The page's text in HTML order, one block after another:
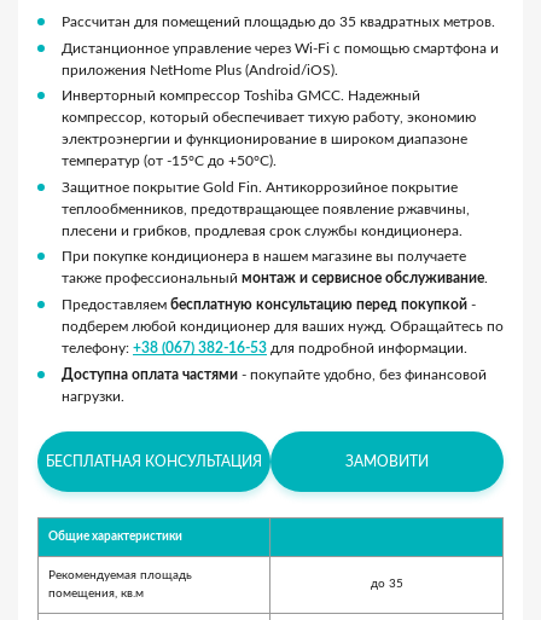
Рассчитан для помещений площадью до 35 квадратных метров.
Дистанционное управление через Wi-Fi с помощью смартфона и
приложения NetHome Plus (Android/iOS).
Инверторный компрессор Toshiba GMCC. Надежный
компрессор, который обеспечивает тихую работу, экономию
электроэнергии и функционирование в широком диапазоне
температур (от -15°С до +50°С).
Защитное покрытие Gold Fin. Антикоррозийное покрытие
теплообменников, предотвращающее появление ржавчины,
плесени и грибков, продлевая срок службы кондиционера.
При покупке кондиционера в нашем магазине вы получаете
также профессиональный монтаж и сервисное обслуживание
Предоставляем бесплатную консультацию перед покупкой -
подберем любой кондиционер для ваших нужд. Обращайтесь по
телефону: +38 (067) 382-16-53 для подробной информации.
Доступна оплата частями - покупайте удобно, без финансовой
нагрузки.
БЕСПЛАТНАЯ КОНСУЛЬТАЦИЯ ЗАМОВИТИ
Общие характеристики
Рекомендуемая площадь
помещения, кв.м
до 35